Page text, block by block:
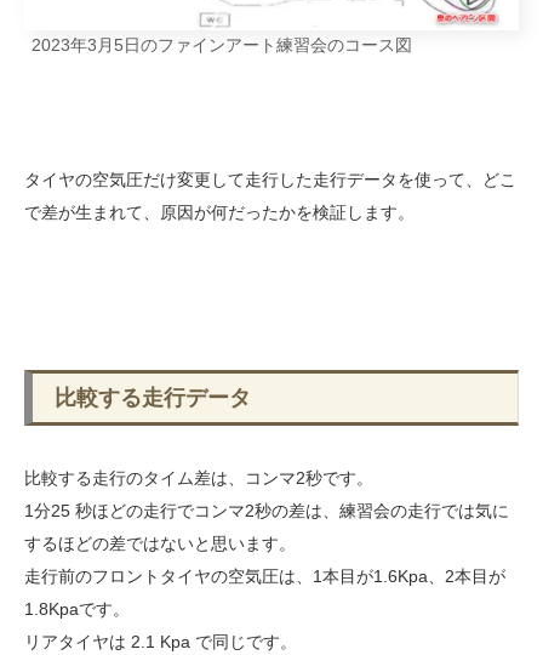
2023年3月5日のファインアート練習会のコース図
タイヤの空気圧だけ変更して走行した走行データを使って、どこ
で差が生まれて、原因が何だったかを検証します。
比較する走行データ
比較する走行のタイム差は、コンマ2秒です。
1分25 秒ほどの走行でコンマ2秒の差は、練習会の走行では気に
するほどの差ではないと思います。
走行前のフロントタイヤの空気圧は、1本目が1.6Kpa、2本目が
1.8Kpaです。
リアタイヤは 2.1 Kpa で同じです。